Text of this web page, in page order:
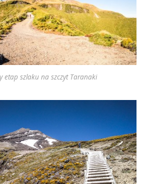
etap szlaku na szczyt Taranaki